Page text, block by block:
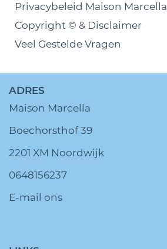
Privacybeleid Maison Marcella
Copyright © & Disclaimer
Veel Gestelde Vragen
ADRES
Maison Marcella
Boechorsthof 39
2201 XM Noordwijk
0648156237
E-mail ons